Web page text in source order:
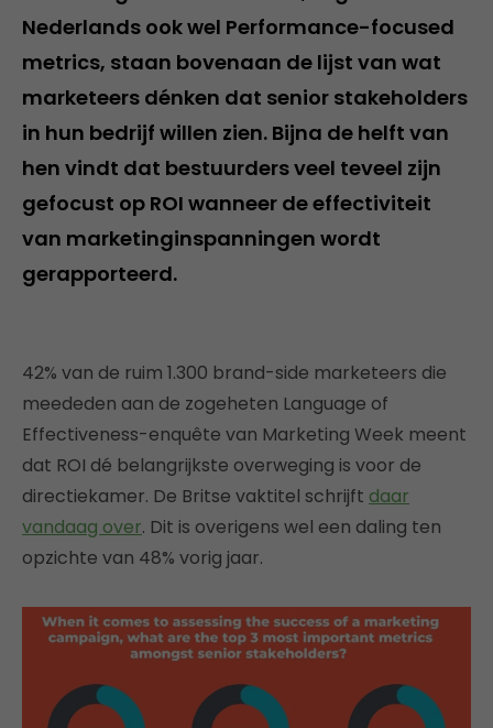
Nederlands ook wel Performance-focused
metrics, staan ​​bovenaan de lijst van wat
marketeers dénken dat senior stakeholders
in hun bedrijf willen zien. Bijna de helft van
hen vindt dat bestuurders veel teveel zijn
gefocust op ROI wanneer de effectiviteit
van marketinginspanningen wordt
gerapporteerd.
42% van de ruim 1.300 brand-side marketeers die
meededen aan de zogeheten Language of
Effectiveness-enquête van Marketing Week meent
dat ROI dé belangrijkste overweging is voor de
directiekamer. De Britse vaktitel schrijft daar
vandaag over. Dit is overigens wel een daling ten
opzichte van 48% vorig jaar.